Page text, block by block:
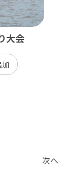
大会
次へ